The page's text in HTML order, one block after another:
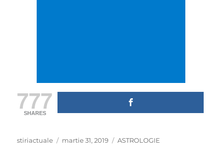
777
SHARES
Author
stiriactuale
Posted
martie 31, 2019 Categories
ASTROLOGIE